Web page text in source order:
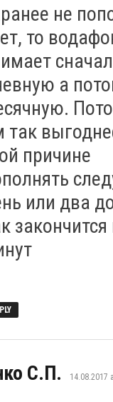
не
то
а
так
причине
или два
С.П. says:
14.08.2017